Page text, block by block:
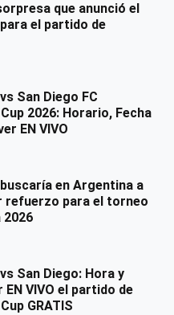
que anunció el
el partido de
San Diego FC
2026: Horario, Fecha
EN VIVO
en Argentina a
refuerzo para el torneo
San Diego: Hora y
EN VIVO el partido de
GRATIS